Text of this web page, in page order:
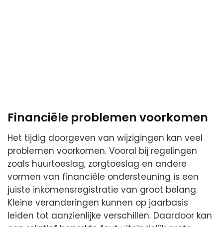
Financiële problemen voorkomen
Het tijdig doorgeven van wijzigingen kan veel
problemen voorkomen. Vooral bij regelingen
zoals huurtoeslag, zorgtoeslag en andere
vormen van financiële ondersteuning is een
juiste inkomensregistratie van groot belang.
Kleine veranderingen kunnen op jaarbasis
leiden tot aanzienlijke verschillen. Daardoor kan